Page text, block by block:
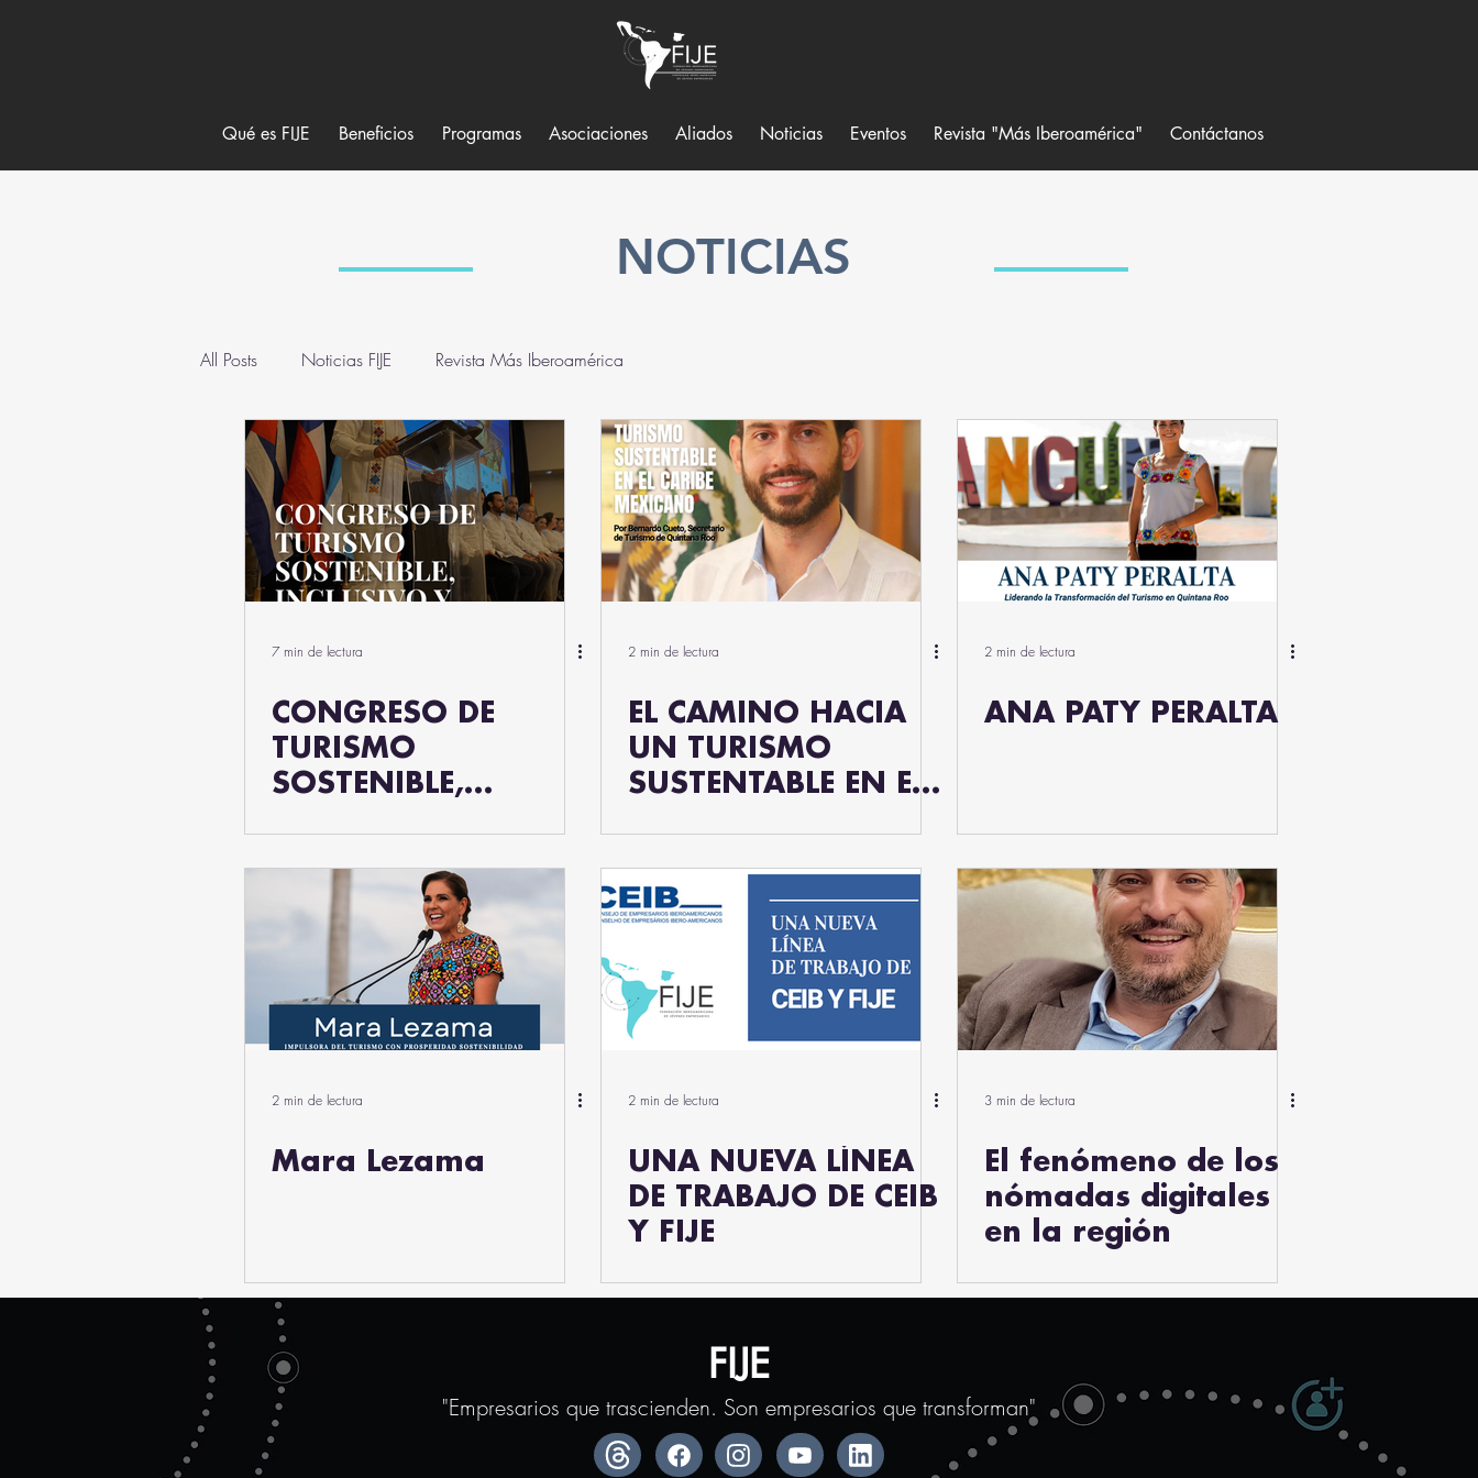
Qué es FIJE Beneficios Programas Asociaciones Aliados Noticias Eventos Revista "Más Iberoamérica" Contáctanos
NOTICIAS
All Posts Noticias FIJE Revista Más Iberoamérica
7 min de lectura
CONGRESO DE
TURISMO
SOSTENIBLE,
CON EL FUTURO
RESILIENTE
2 min de lectura
EL CAMINO HACIA
UN TURISMO
SUSTENTABLE EN EL
2 min de lectura
ANA PATY PERALTA
2 min de lectura
Mara Lezama
2 min de lectura
UNA NUEVA LÍNEA
DE TRABAJO DE CEIB
Y FIJE
3 min de lectura
El fenómeno de los
nómadas digitales
en la región
FIJE
"Empresarios que trascienden. Son empresarios que transforman"